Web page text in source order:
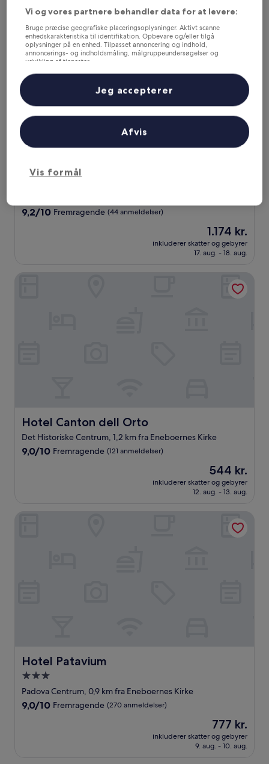
Fremragende,
(193
anmeldelser)
1.076 kr.
9. aug. - 10. aug.
9.2
anmeldelser)
9,2/10 Fremragende (44 anmeldelser)
Prisen
er
1.174 kr.
1.174 kr.
inkluderer skatter og gebyrer
17. aug. - 18. aug.
Officine Cavour Apartments
Hotel Canton dell Orto
Hotel Canton dell Orto
Det Historiske Centrum, 1,2 km fra Eneboernes Kirke
9.0
anmeldelser)
9,0/10 Fremragende (121 anmeldelser)
Prisen
er
544 kr.
544 kr.
inkluderer skatter og gebyrer
12. aug. - 13. aug.
Hotel Patavium
Hotel Patavium
3.0-
stjernet
overnatningssted
Padova Centrum, 0,9 km fra Eneboernes Kirke
9.0
9,0/10 Fremragende (270 anmeldelser)
Prisen
er
777 kr.
777 kr.
inkluderer skatter og gebyrer
9. aug. - 10. aug.
Vi og vores partnere behandler data for at levere:
Bruge præcise geografiske placeringsoplysninger. Aktivt scanne
enhedskarakteristika til identifikation. Opbevare og/eller tilgå
oplysninger på en enhed. Tilpasset annoncering og indhold,
annoncerings- og indholdsmåling, målgruppeundersøgelser og
udvikling af tjenester.
Liste over partnere (leverandører)
Vis formål
Afvis
Jeg accepterer